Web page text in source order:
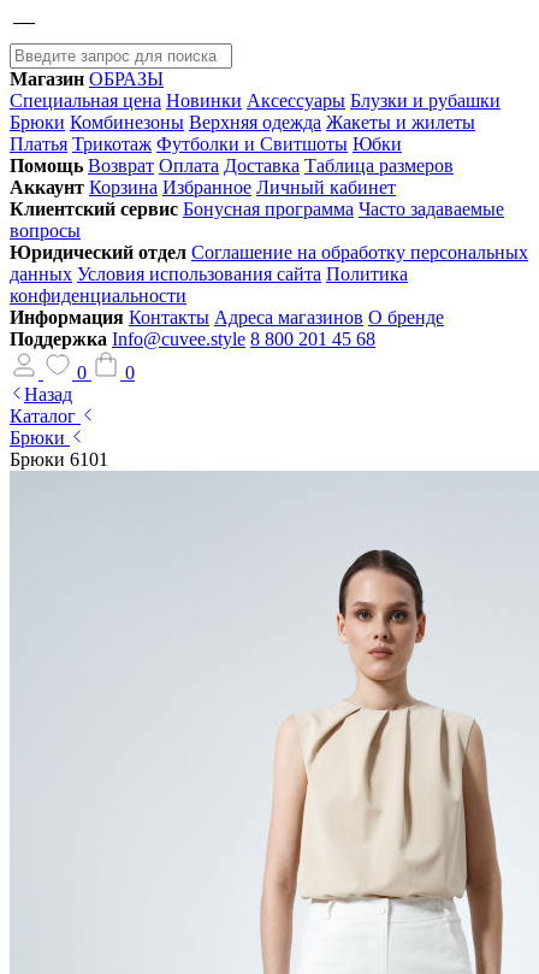
Магазин ОБРАЗЫ
Специальная цена Новинки Аксессуары Блузки и рубашки
Брюки Комбинезоны Верхняя одежда Жакеты и жилеты
Платья Трикотаж Футболки и Свитшоты Юбки
Помощь Возврат Оплата Доставка Таблица размеров
Аккаунт Корзина Избранное Личный кабинет
Клиентский сервис Бонусная программа Часто задаваемые
вопросы
Юридический отдел Соглашение на обработку персональных
данных Условия использования сайта Политика
конфиденциальности
Информация Контакты Адреса магазинов О бренде
Поддержка Info@cuvee.style 8 800 201 45 68
0
0
Назад
Каталог
Брюки
Брюки 6101